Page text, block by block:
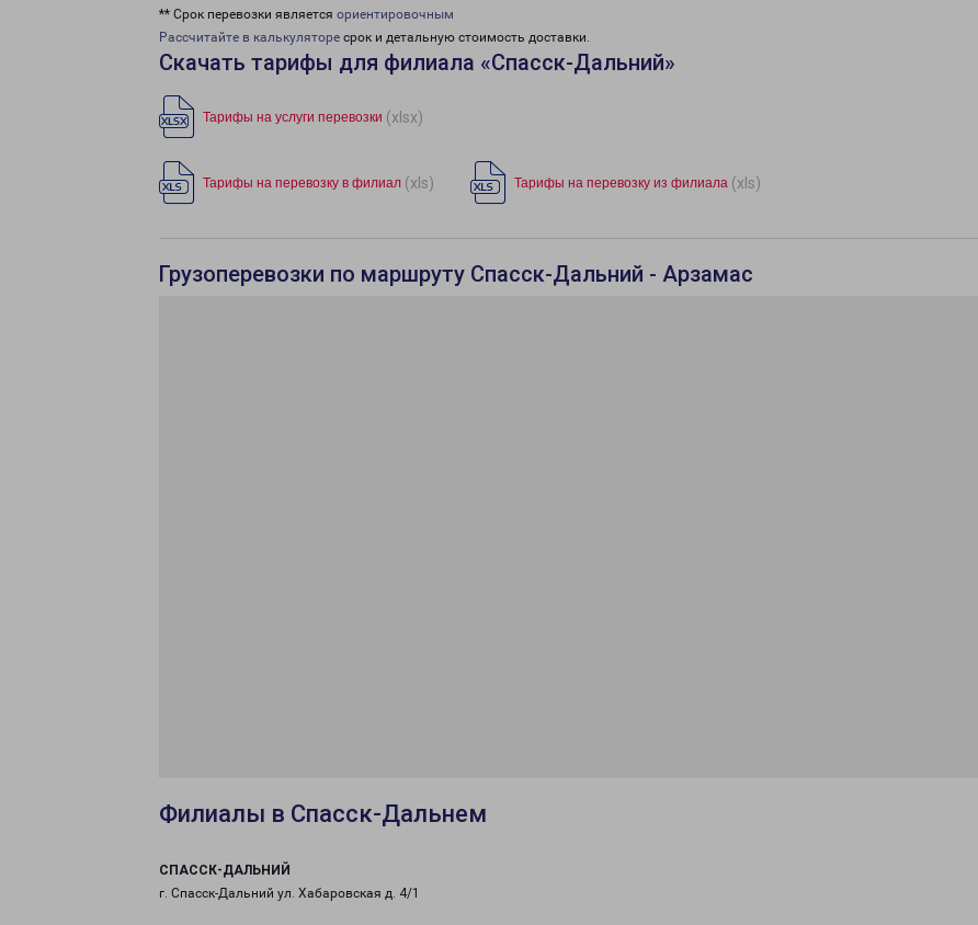
** Срок перевозки является ориентировочным
Рассчитайте в калькуляторе срок и детальную стоимость доставки.
Скачать тарифы для филиала «Спасск-Дальний»
Тарифы на услуги перевозки (xlsx)
Тарифы на перевозку в филиал (xls) Тарифы на перевозку из филиала (xls)
Грузоперевозки по маршруту Спасск-Дальний - Арзамас
Филиалы в Спасск-Дальнем
СПАССК-ДАЛЬНИЙ
г. Спасск-Дальний ул. Хабаровская д. 4/1